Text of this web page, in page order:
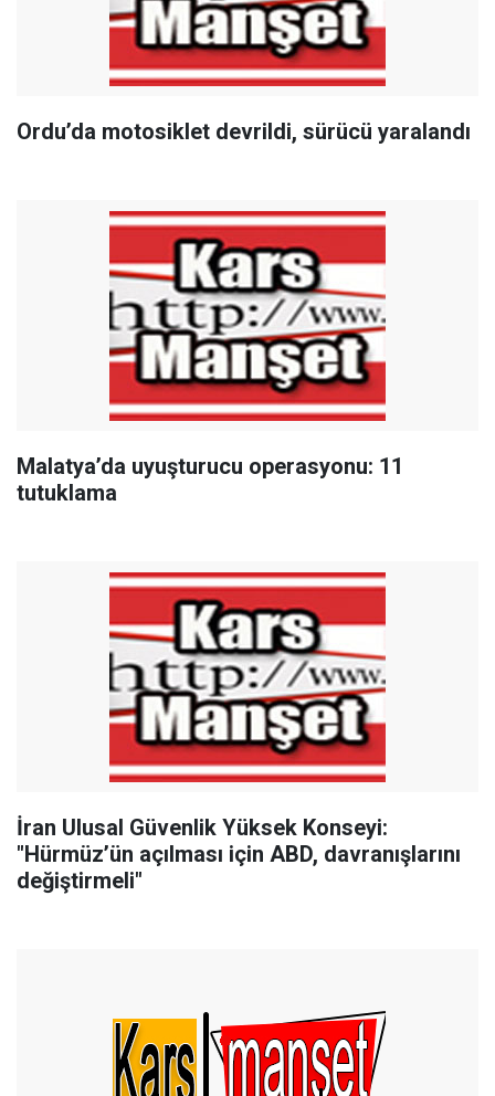
Ordu’da motosiklet devrildi, sürücü yaralandı
Malatya’da uyuşturucu operasyonu: 11
tutuklama
İran Ulusal Güvenlik Yüksek Konseyi:
"Hürmüz’ün açılması için ABD, davranışlarını
değiştirmeli"